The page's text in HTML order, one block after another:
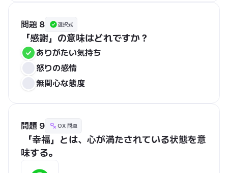
問題 8 選択式
「感謝」の意味はどれですか？
ありがたい気持ち
怒りの感情
無関心な態度
問題 9 OX 問題
味する。